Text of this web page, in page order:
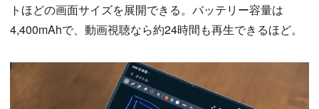
トほどの画面サイズを展開できる。バッテリー容量は
4,400mAhで、動画視聴なら約24時間も再生できるほど。